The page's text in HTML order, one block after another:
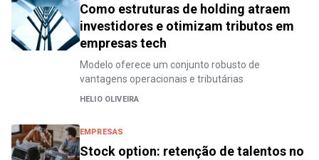
Como estruturas de holding atraem
investidores e otimizam tributos em
empresas tech
Modelo oferece um conjunto robusto de
vantagens operacionais e tributárias
HELIO OLIVEIRA
EMPRESAS
Stock option: retenção de talentos no